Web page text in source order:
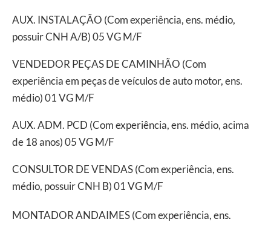
AUX. INSTALAÇÃO (Com experiência, ens. médio,
possuir CNH A/B) 05 VG M/F
VENDEDOR PEÇAS DE CAMINHÃO (Com
experiência em peças de veículos de auto motor, ens.
médio) 01 VG M/F
AUX. ADM. PCD (Com experiência, ens. médio, acima
de 18 anos) 05 VG M/F
CONSULTOR DE VENDAS (Com experiência, ens.
médio, possuir CNH B) 01 VG M/F
MONTADOR ANDAIMES (Com experiência, ens.